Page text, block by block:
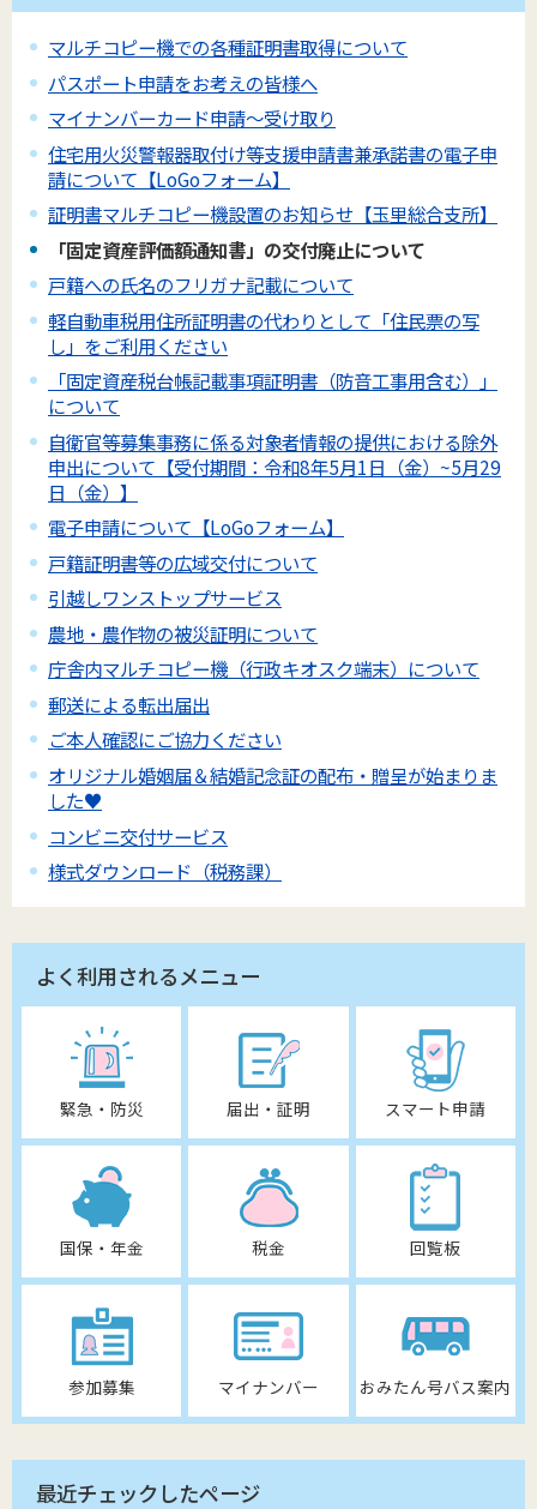
マルチコピー機での各種証明書取得について
パスポート申請をお考えの皆様へ
マイナンバーカード申請～受け取り
住宅用火災警報器取付け等支援申請書兼承諾書の電子申
請について【LoGoフォーム】
証明書マルチコピー機設置のお知らせ【玉里総合支所】
「固定資産評価額通知書」の交付廃止について
戸籍への氏名のフリガナ記載について
軽自動車税用住所証明書の代わりとして「住民票の写
し」をご利用ください
「固定資産税台帳記載事項証明書（防音工事用含む）」
について
自衛官等募集事務に係る対象者情報の提供における除外
申出について【受付期間：令和8年5月1日（金）~5月29
日（金）】
電子申請について【LoGoフォーム】
戸籍証明書等の広域交付について
引越しワンストップサービス
農地・農作物の被災証明について
庁舎内マルチコピー機（行政キオスク端末）について
郵送による転出届出
ご本人確認にご協力ください
オリジナル婚姻届＆結婚記念証の配布・贈呈が始まりま
した♥
コンビニ交付サービス
様式ダウンロード（税務課）
よく利用されるメニュー
緊急・防災 届出・証明 スマート申請
国保・年金 税金 回覧板
参加募集 マイナンバー おみたん号バス案内
最近チェックしたページ